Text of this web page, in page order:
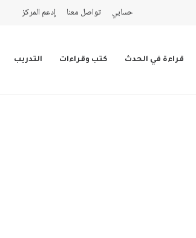
حسابي تواصل معنا إدعم المركز
قراءة في الحدث كتب وقراءات التدريب